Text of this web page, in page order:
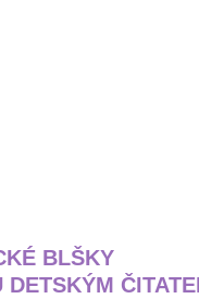
BLŠKY
DETSKÝM